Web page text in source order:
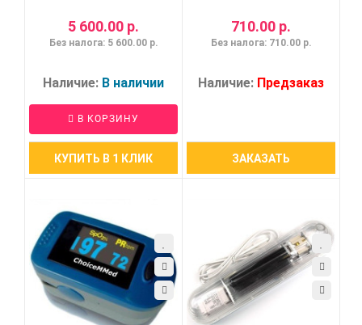
5 600.00 р.
Без налога: 5 600.00 р.
Наличие: В наличии
В КОРЗИНУ
КУПИТЬ В 1 КЛИК
710.00 р.
Без налога: 710.00 р.
Наличие: Предзаказ
ЗАКАЗАТЬ